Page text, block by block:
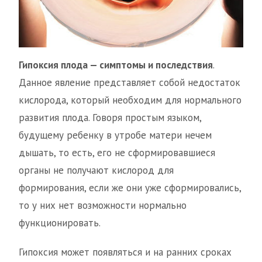
Гипоксия плода — симптомы и последствия.
Данное явление представляет собой недостаток
кислорода, который необходим для нормального
развития плода. Говоря простым языком,
будущему ребенку в утробе матери нечем
дышать, то есть, его не сформировавшиеся
органы не получают кислород для
формирования, если же они уже сформировались,
то у них нет возможности нормально
функционировать.
Гипоксия может появляться и на ранних сроках